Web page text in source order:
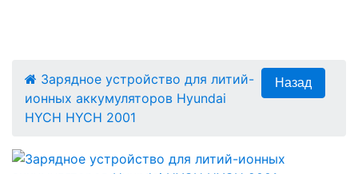
Зарядное устройство для литий-
ионных аккумуляторов Hyundai
HYCH HYCH 2001